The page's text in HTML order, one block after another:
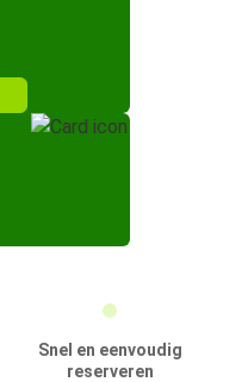
Snel en eenvoudig
reserveren